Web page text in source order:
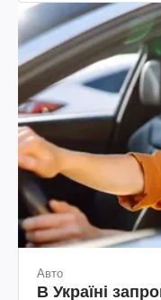
Авто
В Україні